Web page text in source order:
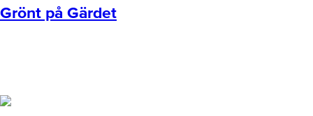
Grönt på Gärdet